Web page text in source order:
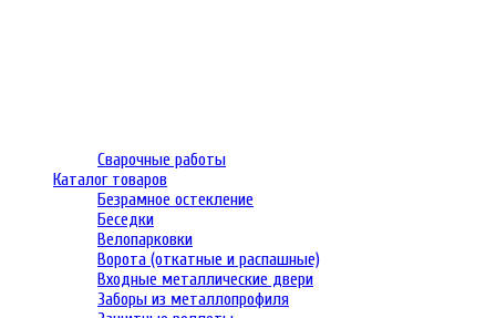
Сварочные работы
Каталог товаров
Безрамное остекление
Беседки
Велопарковки
Ворота (откатные и распашные)
Входные металлические двери
Заборы из металлопрофиля